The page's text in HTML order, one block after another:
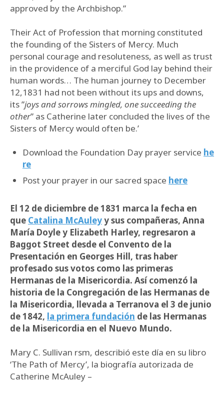
approved by the Archbishop.”
Their Act of Profession that morning constituted
the founding of the Sisters of Mercy. Much
personal courage and resoluteness, as well as trust
in the providence of a merciful God lay behind their
human words… The human journey to December
12,1831 had not been without its ups and downs,
its ”joys and sorrows mingled, one succeeding the
other” as Catherine later concluded the lives of the
Sisters of Mercy would often be.’
Download the Foundation Day prayer service he
re
Post your prayer in our sacred space here
El 12 de diciembre de 1831 marca la fecha en
que Catalina McAuleyy sus compañeras, Anna
María Doyle y Elizabeth Harley, regresaron a
Baggot Street desde el Convento de la
Presentación en Georges Hill, tras haber
profesado sus votos como las primeras
Hermanas de la Misericordia. Así comenzó la
historia de la Congregación de las Hermanas de
la Misericordia, llevada a Terranova el 3 de junio
de 1842, la primera fundación de las Hermanas
de la Misericordia en el Nuevo Mundo.
Mary C. Sullivan rsm, describió este día en su libro
‘The Path of Mercy’, la biografía autorizada de
Catherine McAuley –